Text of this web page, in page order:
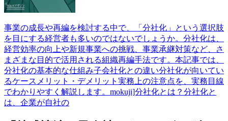
事業の成長や再編を検討する中で、「分社化」という選択肢
を目にする経営者も多いのではないでしょうか。分社化は、
経営効率の向上や新規事業への挑戦、事業承継対策など、さ
まざまな目的で活用される組織再編手法です。本記事では、
分社化の基本的な仕組み子会社化との違い分社化が向いてい
るケースメリット・デメリット実務上の注意点を、実務目線
でわかりやすく解説します。mokuji]分社化とは？分社化と
は、企業が自社の